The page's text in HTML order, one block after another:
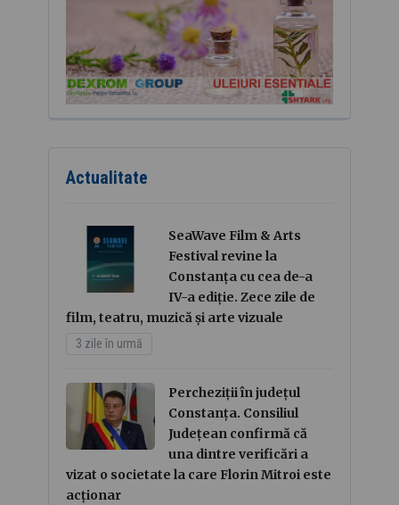
Actualitate
SeaWave Film & Arts
Festival revine la
Constanța cu cea de-a
IV-a ediție. Zece zile de
film, teatru, muzică și arte vizuale
3 zile în urmă
Percheziții în județul
Constanța. Consiliul
Județean confirmă că
una dintre verificări a
vizat o societate la care Florin Mitroi este
acționar